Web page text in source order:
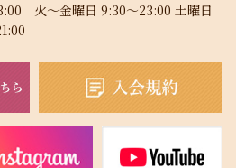
火～金曜日 9:30～23:00 土曜日